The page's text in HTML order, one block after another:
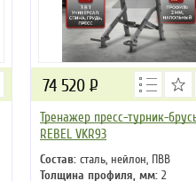
Тренажер пресс-турник-
REBEL VKR93
Состав: сталь, нейлон, ПВВ
Толщина профиля, мм: 2
74 520 Р